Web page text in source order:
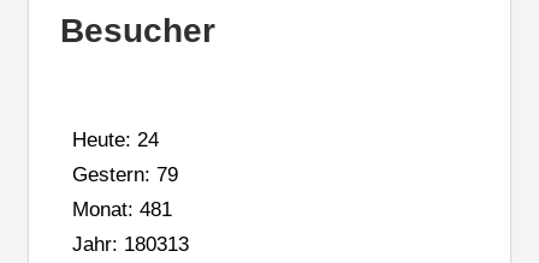
Besucher
Heute: 24
Gestern: 79
Monat: 481
Jahr: 180313